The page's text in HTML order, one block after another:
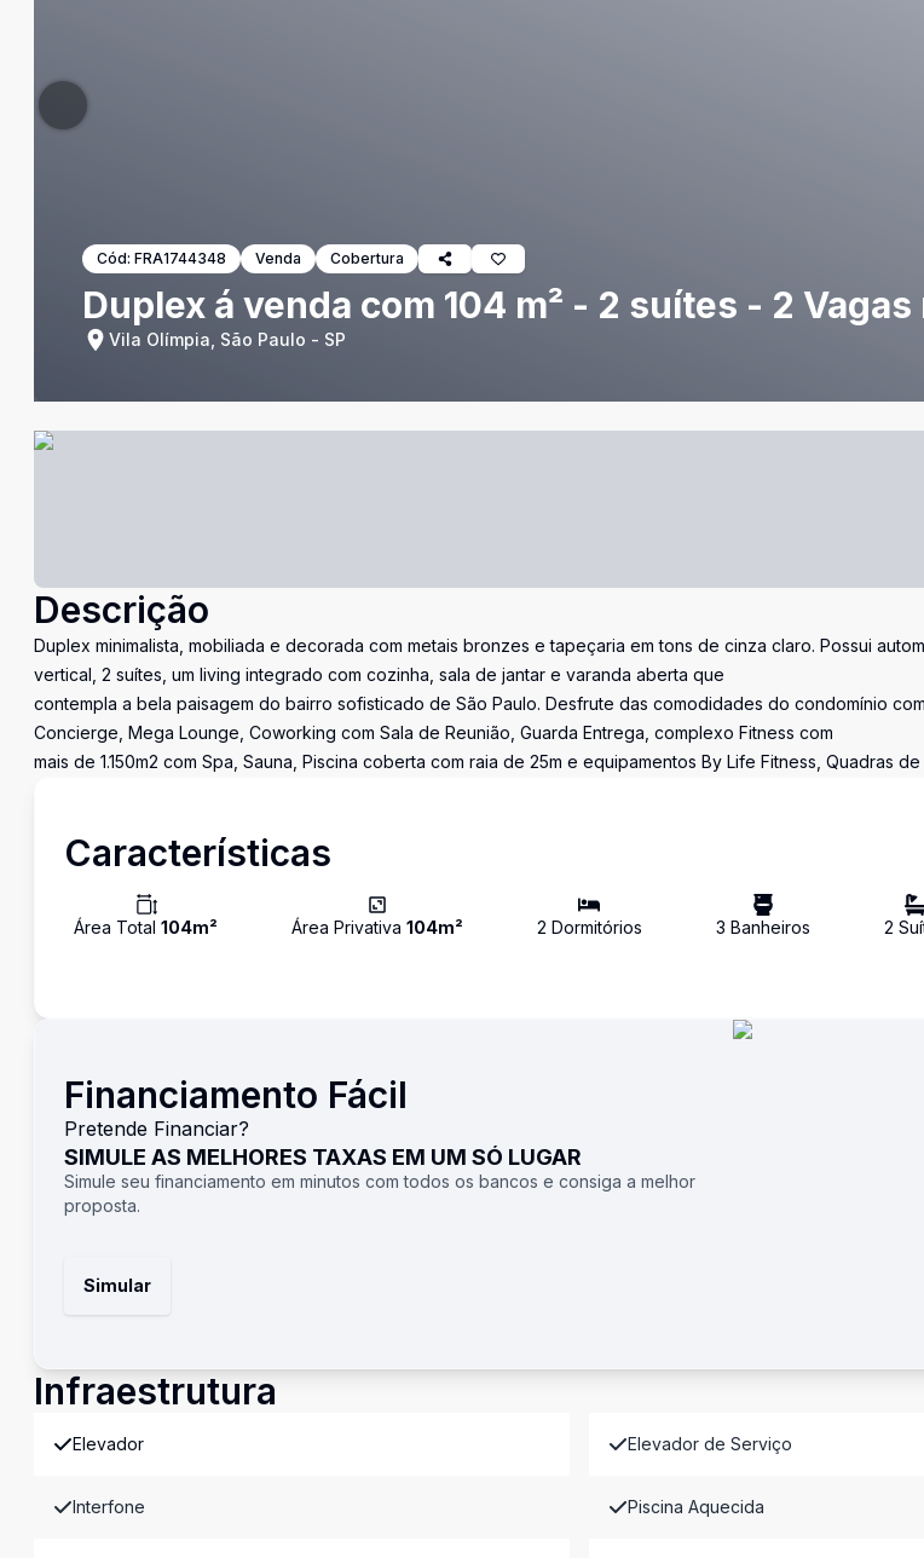
Cód: FRA1744348 Venda Cobertura
Duplex á venda com 104 m² - 2 suítes - 2
Vila Olímpia, São Paulo - SP
Descrição
Duplex minimalista, mobiliada e decorada com metais bronzes e tapeçaria em tons de cinza claro. Possui
vertical, 2 suítes, um living integrado com cozinha, sala de jantar e varanda aberta que
contempla a bela paisagem do bairro sofisticado de São Paulo. Desfrute das comodidades do condomínio
Concierge, Mega Lounge, Coworking com Sala de Reunião, Guarda Entrega, complexo Fitness com
mais de 1.150m2 com Spa, Sauna, Piscina coberta com raia de 25m e equipamentos By Life Fitness, Quadras
Características
Área Total 104m² Área Privativa 104m² 2 Dormitórios 3 Banheiros 2
Financiamento Fácil
Pretende Financiar?
SIMULE AS MELHORES TAXAS EM UM SÓ LUGAR
Simule seu financiamento em minutos com todos os bancos e consiga a melhor
proposta.
Simular
Infraestrutura
Elevador Elevador de Serviço
Interfone Piscina Aquecida